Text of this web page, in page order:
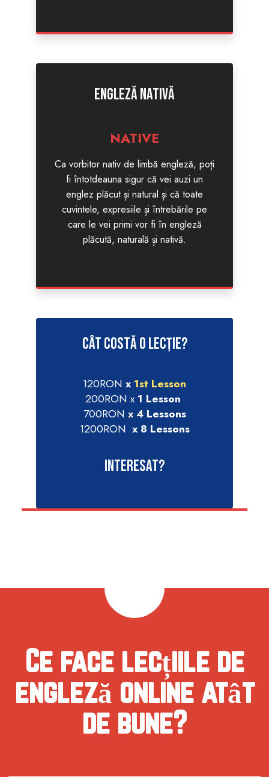
Engleză nativă
NATIVE
Ca vorbitor nativ de limbă engleză, poți
fi întotdeauna sigur că vei auzi un
englez plăcut și natural și că toate
cuvintele, expresiile și întrebările pe
care le vei primi vor fi în engleză
plăcută, naturală și nativă.
Cât costă o lecție?
120RON x1st Lesson
200RON x1 Lesson
700RON x 4 Lessons
1200RON x 8 Lessons
Interesat?
Ce face lecțiile de
engleză online atât
de bune?